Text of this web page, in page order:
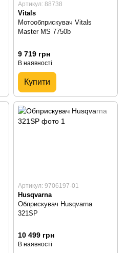
Артикул: 88738
Vitals
Мотообприскувач Vitals
Master MS 7750b
9 719 грн
В наявності
Купити
Артикул: 9706197-01
Husqvarna
Обприскувач Husqvarna
321SP
10 499 грн
В наявності